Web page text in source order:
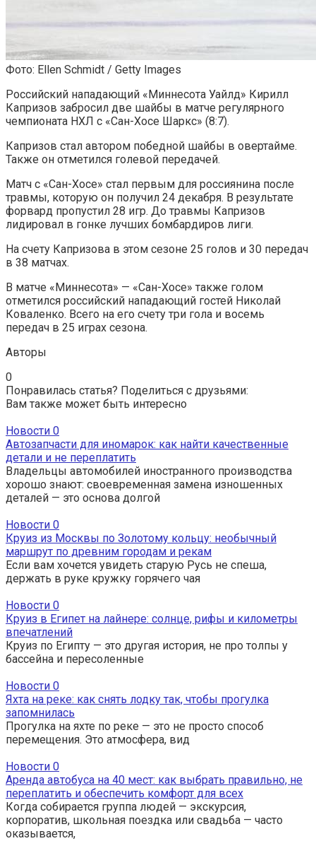
Фото: Ellen Schmidt / Getty Images
Российский нападающий «Миннесота Уайлд» Кирилл
Капризов забросил две шайбы в матче регулярного
чемпионата НХЛ с «Сан-Хосе Шаркс» (8:7).
Капризов стал автором победной шайбы в овертайме.
Также он отметился голевой передачей.
Матч с «Сан-Хосе» стал первым для россиянина после
травмы, которую он получил 24 декабря. В результате
форвард пропустил 28 игр. До травмы Капризов
лидировал в гонке лучших бомбардиров лиги.
На счету Капризова в этом сезоне 25 голов и 30 передач
в 38 матчах.
В матче «Миннесота» — «Сан-Хосе» также голом
отметился российский нападающий гостей Николай
Коваленко. Всего на его счету три гола и восемь
передач в 25 играх сезона.
Авторы
0
Понравилась статья? Поделиться с друзьями:
Вам также может быть интересно
Новости 0
Автозапчасти для иномарок: как найти качественные
детали и не переплатить
Владельцы автомобилей иностранного производства
хорошо знают: своевременная замена изношенных
деталей — это основа долгой
Новости 0
Круиз из Москвы по Золотому кольцу: необычный
маршрут по древним городам и рекам
Если вам хочется увидеть старую Русь не спеша,
держать в руке кружку горячего чая
Новости 0
Круиз в Египет на лайнере: солнце, рифы и километры
впечатлений
Круиз по Египту — это другая история, не про толпы у
бассейна и пересоленные
Новости 0
Яхта на реке: как снять лодку так, чтобы прогулка
запомнилась
Прогулка на яхте по реке — это не просто способ
перемещения. Это атмосфера, вид
Новости 0
Аренда автобуса на 40 мест: как выбрать правильно, не
переплатить и обеспечить комфорт для всех
Когда собирается группа людей — экскурсия,
корпоратив, школьная поездка или свадьба — часто
оказывается,